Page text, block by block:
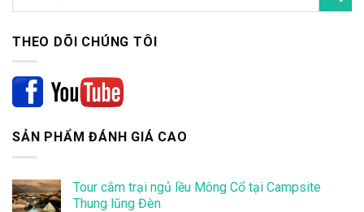
THEO DÕI CHÚNG TÔI
SẢN PHẨM ĐÁNH GIÁ CAO
Tour cắm trại ngủ lều Mông Cổ tại Campsite
Thung lũng Đèn